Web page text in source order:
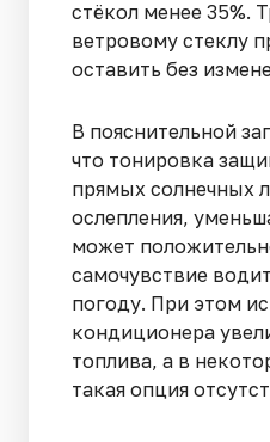
стёкол менее 35%.
ветровому стеклу
оставить без
В пояснительной
что тонировка
прямых солнечных
ослепления,
может
самочувствие
погоду. При этом
кондиционера
топлива, а в
такая опция